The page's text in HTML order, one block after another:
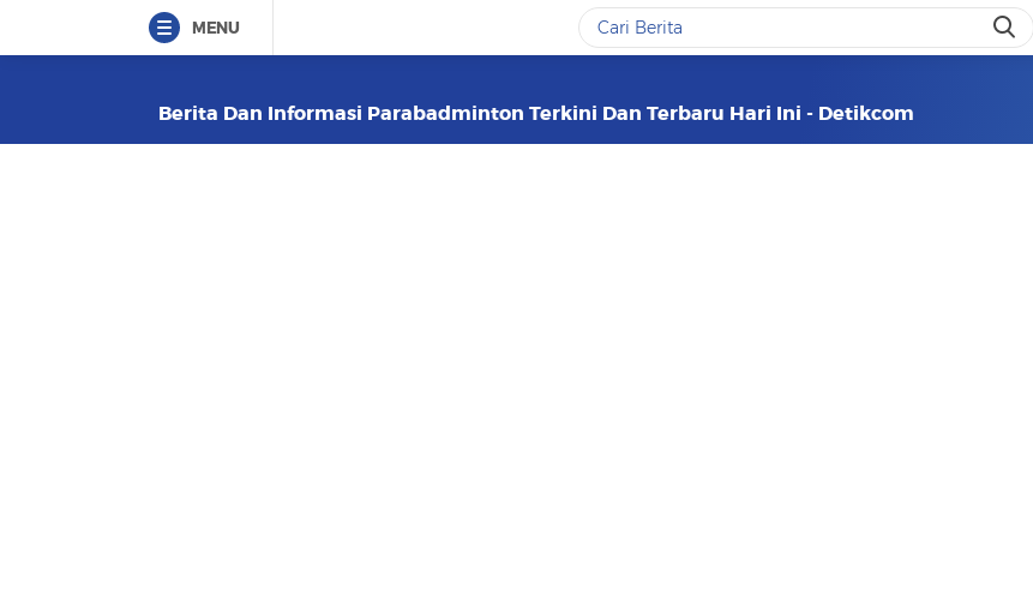
MENU
Berita Dan Informasi Parabadminton Terkini Dan Terbaru Hari Ini - Detikcom